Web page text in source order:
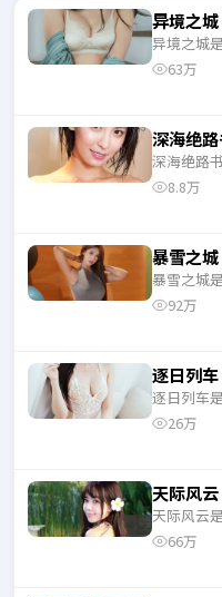
异境之城
异境之城
机、反转
63万
深海绝
深海绝路
危机、反
8.8万
暴雪之城
暴雪之城
机、反转
92万
逐日列车
逐日列车
机、反转
26万
天际风云
天际风云
机、反转
66万